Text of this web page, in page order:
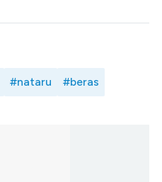
#nataru #beras